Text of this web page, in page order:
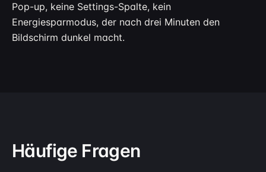
Pop-up, keine Settings-Spalte, kein
Energiesparmodus, der nach drei Minuten den
Bildschirm dunkel macht.
Häufige Fragen